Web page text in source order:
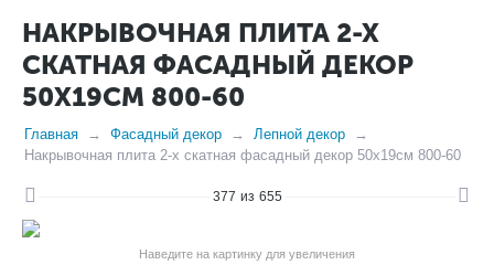
НАКРЫВОЧНАЯ ПЛИТА 2-Х
СКАТНАЯ ФАСАДНЫЙ ДЕКОР
50Х19СМ 800-60
Главная Фасадный декор
Лепной декор
Накрывочная плита 2-х скатная фасадный декор 50х19см 800-60
377 из 655
Наведите на картинку для увеличения